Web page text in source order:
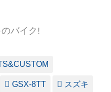
バイク!
GSX-8TT スズキ